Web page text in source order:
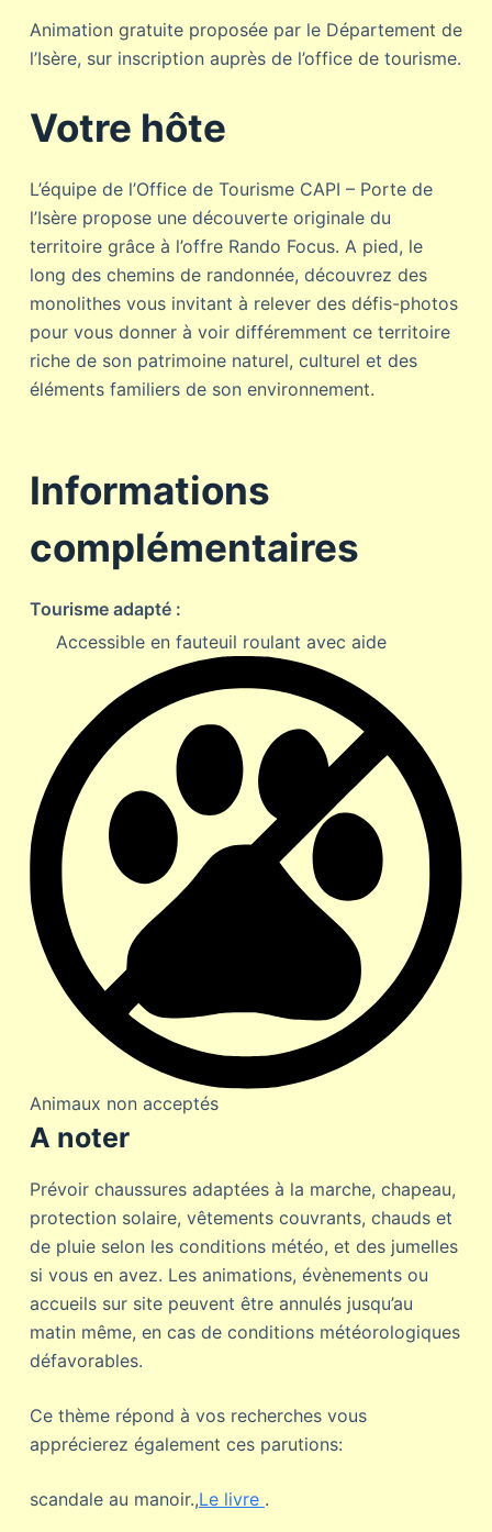
Animation gratuite proposée par le Département de
l’Isère, sur inscription auprès de l’office de tourisme.
Votre hôte
L’équipe de l’Office de Tourisme CAPI – Porte de
l’Isère propose une découverte originale du
territoire grâce à l’offre Rando Focus. A pied, le
long des chemins de randonnée, découvrez des
monolithes vous invitant à relever des défis-photos
pour vous donner à voir différemment ce territoire
riche de son patrimoine naturel, culturel et des
éléments familiers de son environnement.
Informations
complémentaires
Tourisme adapté :
Accessible en fauteuil roulant avec aide
Animaux non acceptés
A noter
Prévoir chaussures adaptées à la marche, chapeau,
protection solaire, vêtements couvrants, chauds et
de pluie selon les conditions météo, et des jumelles
si vous en avez. Les animations, évènements ou
accueils sur site peuvent être annulés jusqu’au
matin même, en cas de conditions météorologiques
défavorables.
Ce thème répond à vos recherches vous
apprécierez également ces parutions:
scandale au manoir.,Le livre .